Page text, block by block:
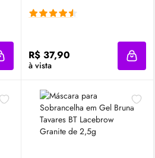
Adicionar à sacola
R$ 37,90
à vista